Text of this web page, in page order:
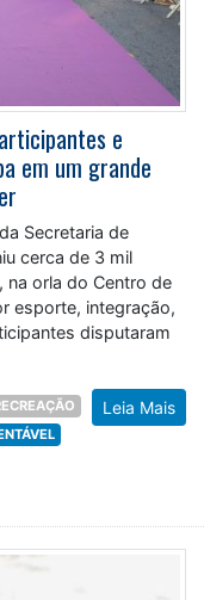
e
em um grande
Secretaria de
cerca de 3 mil
na orla do Centro de
esporte, integração,
disputaram
Leia Mais